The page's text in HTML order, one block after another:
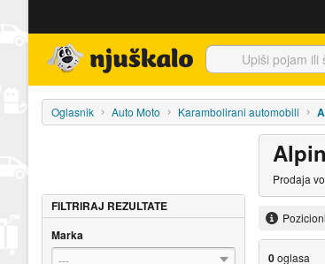
Oglasnik Auto Moto Karambolirani automobili
Prodaja
0oglasa
FILTRIRAJ REZULTATE
Marka
---